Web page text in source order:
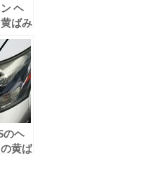
ヘ
ばみ
のヘ
黄ば